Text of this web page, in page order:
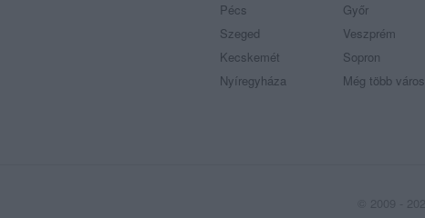
Pécs
Szeged
Kecskemét
Nyíregyháza
Győr
Veszprém
Sopron
Még több város